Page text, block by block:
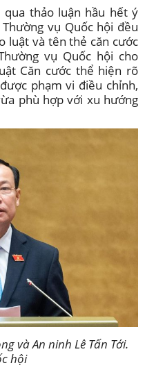
qua thảo luận hầu hết ý
vụ Quốc hội đều
luật và tên thẻ căn cước
vụ Quốc hội cho
Căn cước thể hiện rõ
phạm vi điều chỉnh,
phù hợp với xu hướng
và An ninh Lê Tấn Tới.
hội